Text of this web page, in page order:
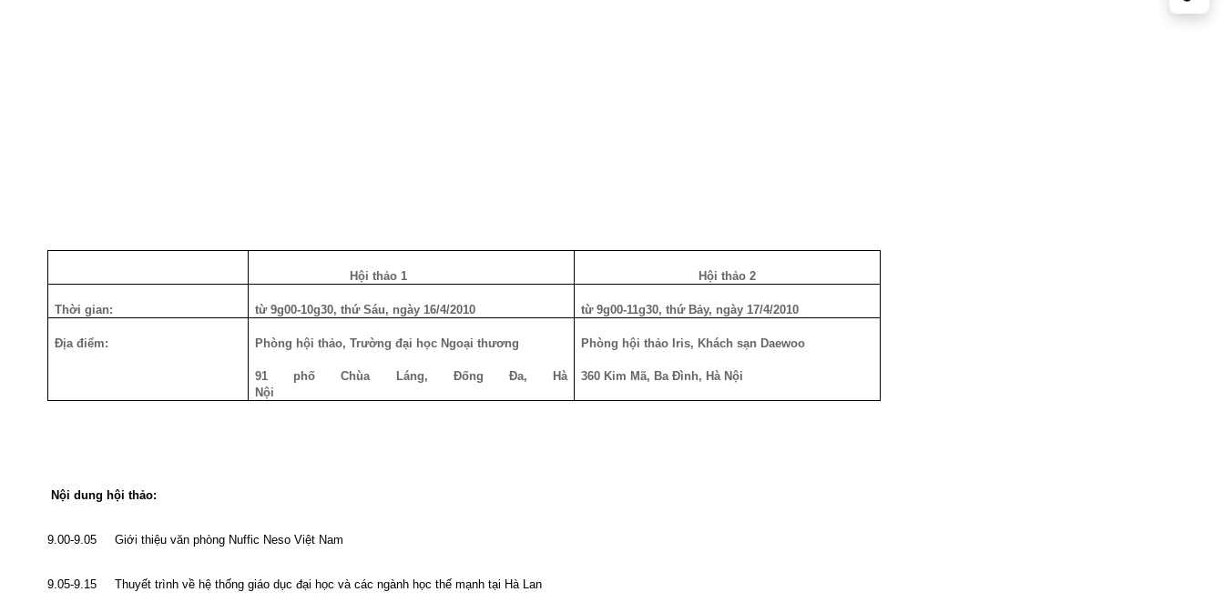
Hội thảo 1 Hội thảo 2
Thời gian: từ 9g00-10g30, thứ Sáu, ngày 16/4/2010 từ 9g00-11g30, thứ Bảy, ngày 17/4/2010
Địa điểm: Phòng hội thảo, Trường đại học Ngoại thương
91 phố Chùa Láng, Đống Đa, Hà
Nội
Phòng hội thảo Iris, Khách sạn Daewoo
360 Kim Mã, Ba Đình, Hà Nội
Nội dung hội thảo:
9.00-9.05 Giới thiệu văn phòng Nuffic Neso Việt Nam
9.05-9.15 Thuyết trình về hệ thống giáo dục đại học và các ngành học thế mạnh tại Hà Lan